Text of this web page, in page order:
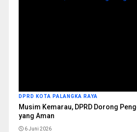
DPRD KOTA PALANGKA RAYA
Musim Kemarau, DPRD Dorong
yang Aman
6 Juni 2026